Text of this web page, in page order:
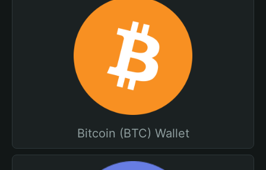
Bitcoin (BTC) Wallet